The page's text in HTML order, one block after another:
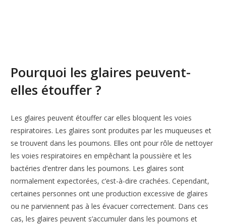
Pourquoi les glaires peuvent-
elles étouffer ?
Les glaires peuvent étouffer car elles bloquent les voies
respiratoires. Les glaires sont produites par les muqueuses et
se trouvent dans les poumons. Elles ont pour rôle de nettoyer
les voies respiratoires en empêchant la poussière et les
bactéries d’entrer dans les poumons. Les glaires sont
normalement expectorées, c’est-à-dire crachées. Cependant,
certaines personnes ont une production excessive de glaires
ou ne parviennent pas à les évacuer correctement. Dans ces
cas, les glaires peuvent s’accumuler dans les poumons et